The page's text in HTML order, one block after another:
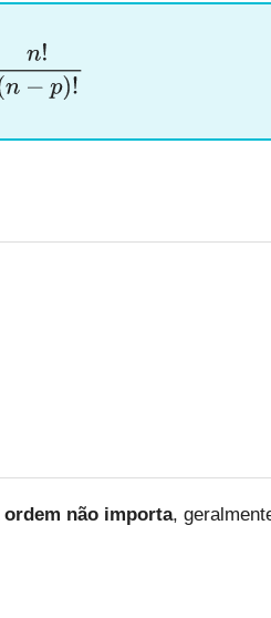
n−p
ordem não importa,